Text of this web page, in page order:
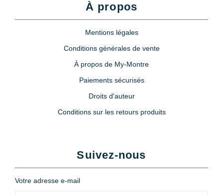
À propos
Mentions légales
Conditions générales de vente
À propos de My-Montre
Paiements sécurisés
Droits d'auteur
Conditions sur les retours produits
Suivez-nous
Votre adresse e-mail